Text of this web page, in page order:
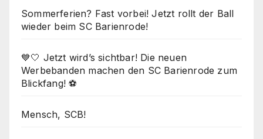
Sommerferien? Fast vorbei! Jetzt rollt der Ball
wieder beim SC Barienrode!
💙🤍 Jetzt wird’s sichtbar! Die neuen
Werbebanden machen den SC Barienrode zum
Blickfang! ⚽
Mensch, SCB!